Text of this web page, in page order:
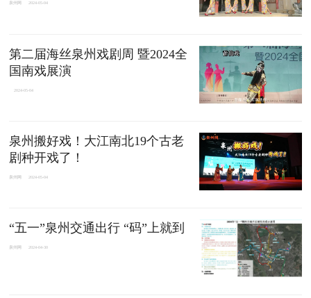
泉州网 2024-05-04
第二届海丝泉州戏剧周 暨2024全
国南戏展演
2024-05-04
泉州搬好戏！大江南北19个古老
剧种开戏了！
泉州网 2024-05-04
“五一”泉州交通出行 “码”上就到
泉州网 2024-04-30